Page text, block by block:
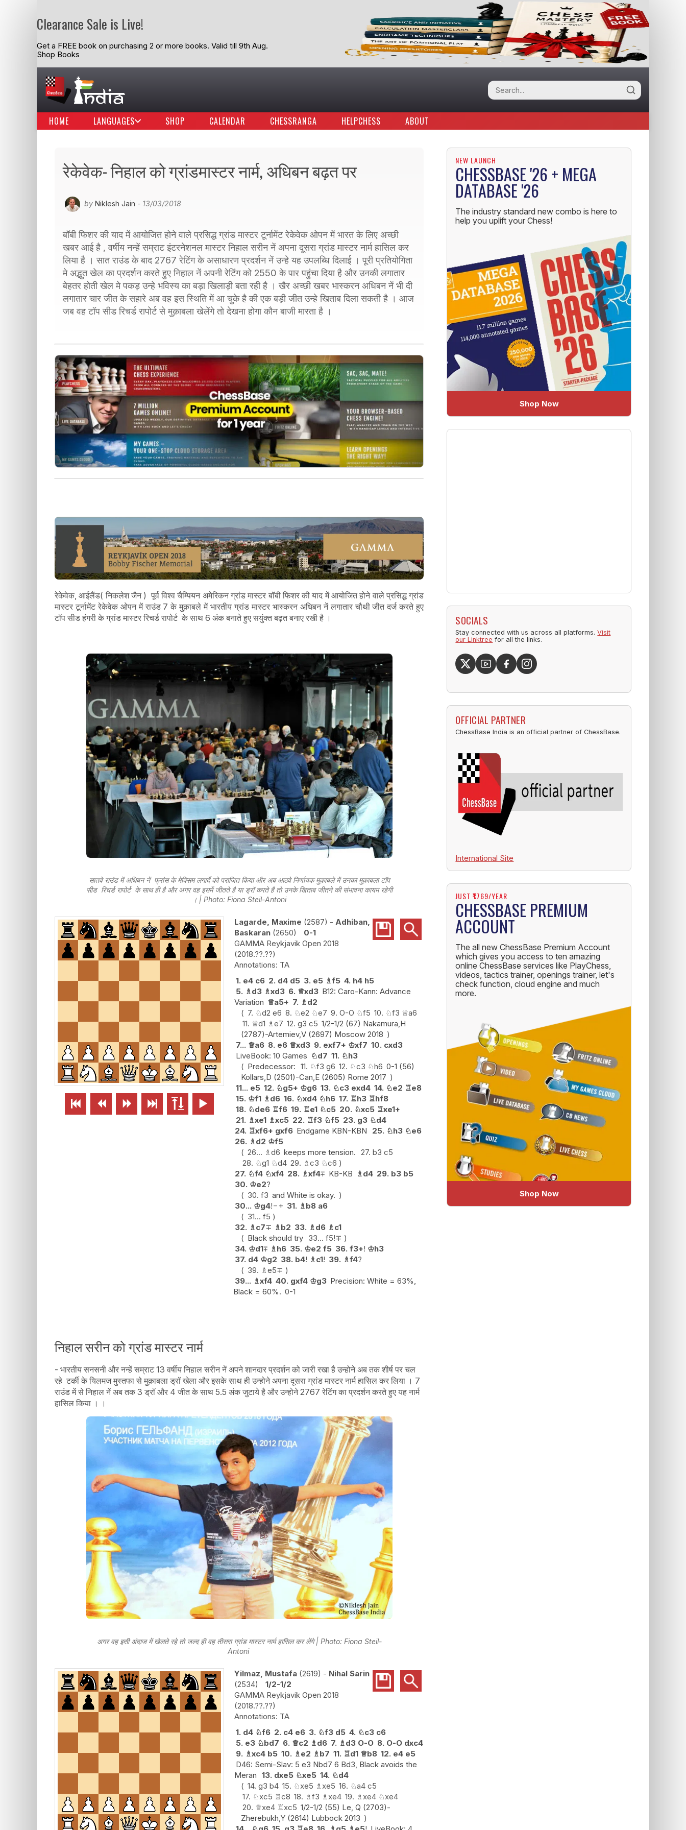
Clearance Sale is Live!
Get a FREE book on purchasing 2 or more books. Valid till 9th Aug.
Shop Books
HOME LANGUAGES SHOP CALENDAR CHESSRANGA HELPCHESS ABOUT
रेकेवेक- निहाल को ग्रांडमास्टर नार्म, अधिबन बढ़त पर
by Niklesh Jain - 13/03/2018
बॉबी फिशर की याद में आयोजित होने वाले प्रसिद्ध ग्रांड मास्टर टूर्नामेंट रेकेवेक ओपन में भारत के लिए अच्छी
खबर आई है , वर्षीय नन्हें सम्राट इंटरनेशनल मास्टर निहाल सरीन नें अपना दूसरा ग्रांड मास्टर नार्म हासिल कर
लिया है । सात राउंड के बाद 2767 रेटिंग के असाधारण प्रदर्शन नें उन्हे यह उपलब्धि दिलाई । पूरी प्रतियोगिता
मे अद्भुत खेल का प्रदर्शन करते हुए निहाल नें अपनी रेटिंग को 2550 के पार पहुंचा दिया है और उनकी लगातार
बेहतर होती खेल मे पकड़ उन्हे भविस्य का बड़ा खिलाड़ी बता रही है । खैर अच्छी खबर भास्करन अधिबन नें भी दी
लगातार चार जीत के सहारे अब वह इस स्थिति में आ चुके है की एक बड़ी जीत उन्हे खिताब दिला सकती है । आज
जब वह टॉप सीड रिचर्ड रापोर्ट से मुक़ाबला खेलेंगे तो देखना होगा कौन बाजी मारता है ।
रेकेवेक, आईलैंड( निकलेश जैन ) पूर्व विश्व चैम्पियन अमेरिकन ग्रांड मास्टर बॉबी फिशर की याद में आयोजित होने वाले प्रसिद्ध ग्रांड
मास्टर टूर्नामेंट रेकेवेक ओपन में राउंड 7 के मुक़ाबले में भारतीय ग्रांड मास्टर भास्करन अधिबन नें लगातार चौथी जीत दर्ज करते हुए
टॉप सीड हंगरी के ग्रांड मास्टर रिचर्ड रापोर्ट के साथ 6 अंक बनाते हुए सयुंक्त बढ़त बनाए रखी है ।
सातवे राउंड में अधिबन नें फ्रांस के मेक्सिम लगार्दे को पराजित किया और अब आठवे निर्णायक मुक़ाबले में उनका मुक़ाबला टॉप
सीड रिचर्ड रापोर्ट के साथ ही है और अगर वह इसमें जीतते है या ड्रॉ करते है तो उनके खिताब जीतने की संभावना कायम रहेगी
। | Photo: Fiona Steil-Antoni
     
Lagarde, Maxime 2587 - Adhiban,
Baskaran 2650
0-1
GAMMA Reykjavik Open 2018
2018.??.??
TA
1. e4 c6 2. d4 d5 3. e5 ♗f5 4. h4 h5
5. ♗ d3 ♗xd3 6. ♕xd3 B12: Caro-Kann: Advance
Variation ♕a5+ 7. ♗ d2
7. ♘d2 e6 8. ♘e2 ♘e7 9. O-O ♘f5 10. ♘f3 ♕a6
11. ♕d1 ♗e7 12. g3 c5 1/2-1/2 (67) Nakamura,H
(2787)-Artemiev,V (2697) Moscow 2018
7... ♕a6 8. e6 ♕xd3 9. exf7+ ♔xf7 10. cxd3
LiveBook: 10 Games ♘d7 11. ♘h3
Predecessor: 11. ♘f3 g6 12. ♘c3 ♘h6 0-1 (56)
Kollars,D (2501)-Can,E (2605) Rome 2017
11... e5 12. ♘g5+ ♔g6 13. ♘c3 exd4 14. ♘e2 ♖e8
15. ♔f1 ♗ d6 16. ♘xd4 ♘h6 17. ♖h3 ♖hf8
18. ♘de6 ♖f6 19. ♖e1 ♘c5 20. ♘xc5 ♖xe1+
21. ♗xe1 ♗xc5 22. ♖f3 ♘f5 23. g3 ♘d4
24. ♖xf6+ gxf6 Endgame KBN-KBN 25. ♘h3 ♘e6
26. ♗ d2 ♔f5
26... ♗d6 keeps more tension. 27. b3 c5
28. ♘g1 ♘d4 29. ♗c3 ♘c6
27. ♘f4 ♘xf4 28. ♗xf4⩱ KB-KB ♗ d4 29. b3 b5
30. ♔e2?
30. f3 and White is okay.
30... ♔g4!−+ 31. ♗ b8 a6
31... f5
32. ♗ c7∓ ♗ b2 33. ♗ d6 ♗ c1
Black should try 33... f5!∓
34. ♔d1⩱ ♗ h6 35. ♔e2 f5 36. f3+! ♔h3
37. d4 ♔g2 38. b4! ♗ c1! 39. ♗f4?
39. ♗e5∓
39... ♗xf4 40. gxf4 ♔g3 Precision: White = 63%,
Black = 60%. 0-1
निहाल सरीन को ग्रांड मास्टर नार्म
- भारतीय सनसनी और नन्हें सम्राट 13 वर्षीय निहाल सरीन नें अपने शानदार प्रदर्शन को जारी रखा है उन्होने अब तक शीर्ष पर चल
रहे टर्की के यिलमज मुस्तफा से मुक़ाबला ड्रॉ खेला और इसके साथ ही उन्होने अपना दूसरा ग्रांड मास्टर नार्म हासिल कर लिया । 7
राउंड में से निहाल नें अब तक 3 ड्रॉ और 4 जीत के साथ 5.5 अंक जुटाये है और उन्होने 2767 रेटिंग का प्रदर्शन करते हुए यह नार्म
हासिल किया । ।
अगर वह इसी अंदाज में खेलते रहे तो जल्द ही वह तीसरा ग्रांड मास्टर नार्म हासिल कर लेंगे | Photo: Fiona Steil-
Antoni
Yilmaz, Mustafa 2619 - Nihal Sarin
2534
1/2-1/2
GAMMA Reykjavik Open 2018
2018.??.??
TA
1. d4 ♘f6 2. c4 e6 3. ♘f3 d5 4. ♘c3 c6
5. e3 ♘bd7 6. ♕c2 ♗d6 7. ♗d3 O-O 8. O-O dxc4
9. ♗xc4 b5 10. ♗e2 ♗b7 11. ♖d1 ♕b8 12. e4 e5
D46: Semi-Slav: 5 e3 Nbd7 6 Bd3, Black avoids the
Meran 13. dxe5 ♘xe5 14. ♘d4
14. g3 b4 15. ♘xe5 ♗xe5 16. ♘a4 c5
17. ♘xc5 ♖c8 18. ♗f3 ♗xe4 19. ♗xe4 ♘xe4
20. ♕xe4 ♖xc5 1/2-1/2 (55) Le, Q (2703)-
Zherebukh,Y (2614) Lubbock 2013
NEW LAUNCH
CHESSBASE '26 + MEGA
DATABASE '26
The industry standard new combo is here to
help you uplift your Chess!
Shop Now
SOCIALS
Stay connected with us across all platforms.Visit
our Linktree for all the links.
OFFICIAL PARTNER
ChessBase India is an official partner of ChessBase.
International Site
JUST ₹1769/YEAR
CHESSBASE PREMIUM
ACCOUNT
The all new ChessBase Premium Account
which gives you access to ten amazing
online ChessBase services like PlayChess,
videos, tactics trainer, openings trainer, let's
check function, cloud engine and much
more.
Shop Now